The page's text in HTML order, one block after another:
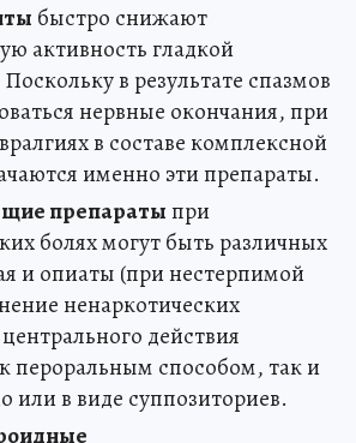
быстро снижают
активность гладкой
в результате спазмов
нервные окончания, при
в составе комплексной
именно эти препараты.
препараты при
болях могут быть различных
и опиаты (при нестерпимой
ненаркотических
действия
пероральным способом, так и
или в виде суппозиториев.